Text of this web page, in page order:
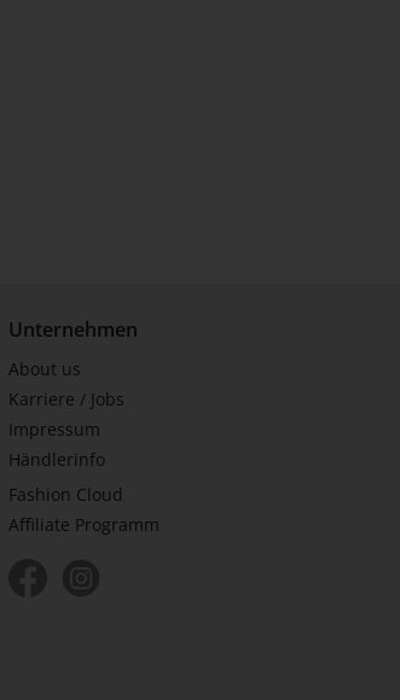
Unternehmen
About us
Karriere / Jobs
Impressum
Händlerinfo
Fashion Cloud
Affiliate Programm